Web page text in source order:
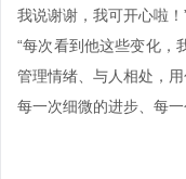
我说谢谢，我可开心啦
“每次看到他这些变化
管理情绪、与人相处，
每一次细微的进步、每